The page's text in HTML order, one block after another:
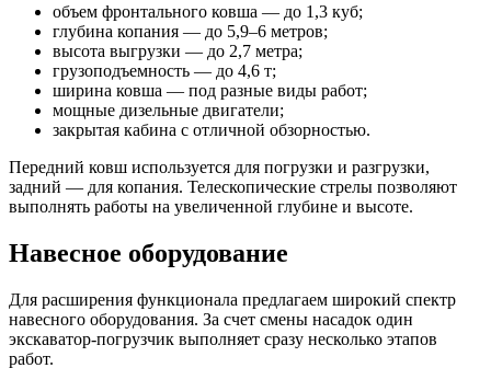
объем фронтального ковша — до 1,3 куб;
глубина копания — до 5,9–6 метров;
высота выгрузки — до 2,7 метра;
грузоподъемность — до 4,6 т;
ширина ковша — под разные виды работ;
мощные дизельные двигатели;
закрытая кабина с отличной обзорностью.
Передний ковш используется для погрузки и разгрузки,
задний — для копания. Телескопические стрелы позволяют
выполнять работы на увеличенной глубине и высоте.
Навесное оборудование
Для расширения функционала предлагаем широкий спектр
навесного оборудования. За счет смены насадок один
экскаватор-погрузчик выполняет сразу несколько этапов
работ.